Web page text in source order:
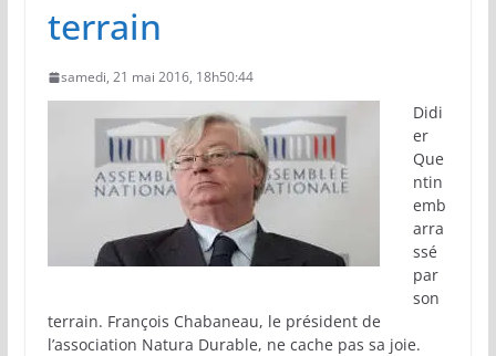
terrain
samedi, 21 mai 2016, 18h50:44
Didi
er
Que
ntin
emb
arra
ssé
par
son
terrain. François Chabaneau, le président de
l’association Natura Durable, ne cache pas sa joie.